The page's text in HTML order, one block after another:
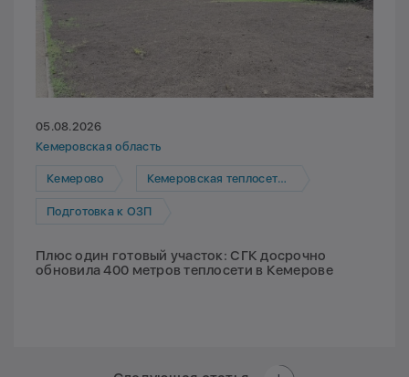
05.08.2026
Кемеровская область
Кемерово Кемеровская теплосетевая компания
Подготовка к ОЗП
Плюс один готовый участок: СГК досрочно
обновила 400 метров теплосети в Кемерове